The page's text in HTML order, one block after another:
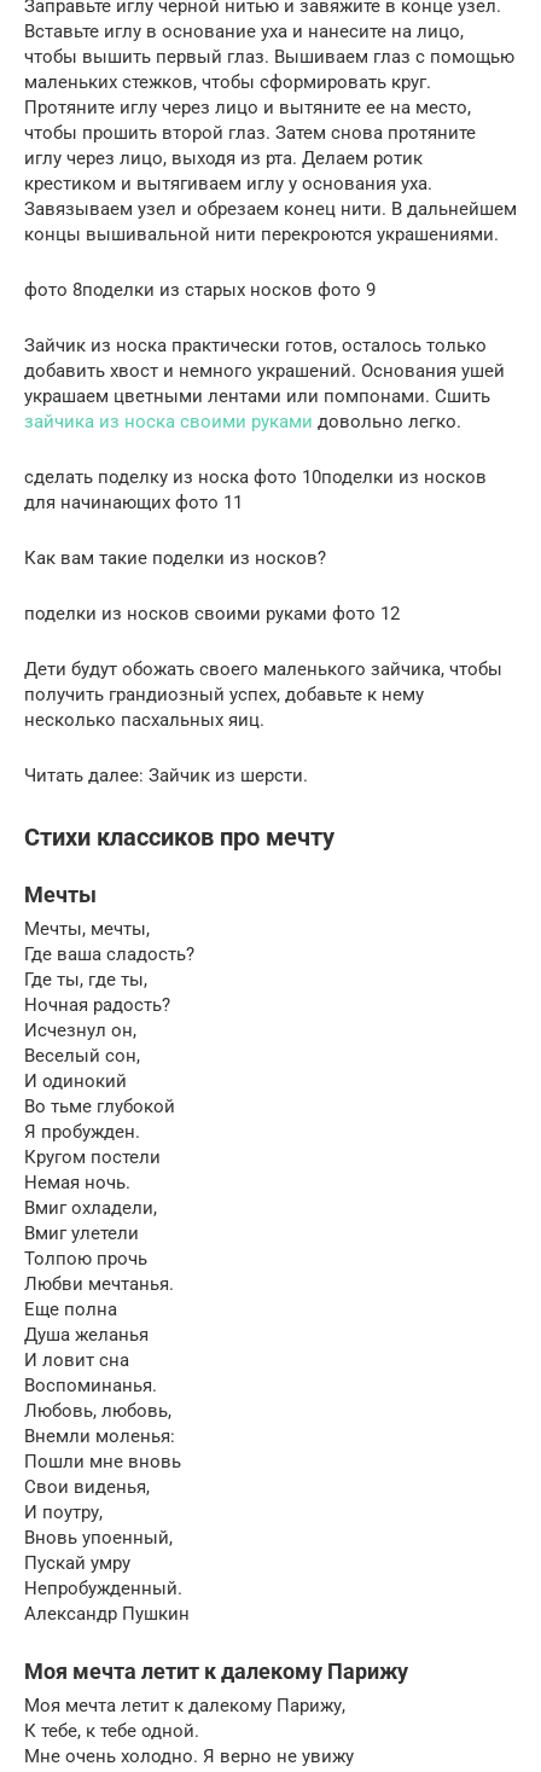
Заправьте иглу черной нитью и завяжите в конце узел.
Вставьте иглу в основание уха и нанесите на лицо,
чтобы вышить первый глаз. Вышиваем глаз с помощью
маленьких стежков, чтобы сформировать круг.
Протяните иглу через лицо и вытяните ее на место,
чтобы прошить второй глаз. Затем снова протяните
иглу через лицо, выходя из рта. Делаем ротик
крестиком и вытягиваем иглу у основания уха.
Завязываем узел и обрезаем конец нити. В дальнейшем
концы вышивальной нити перекроются украшениями.
фото 8поделки из старых носков фото 9
Зайчик из носка практически готов, осталось только
добавить хвост и немного украшений. Основания ушей
украшаем цветными лентами или помпонами. Сшить
зайчика из носка своими руками довольно легко.
сделать поделку из носка фото 10поделки из носков
для начинающих фото 11
Как вам такие поделки из носков?
поделки из носков своими руками фото 12
Дети будут обожать своего маленького зайчика, чтобы
получить грандиозный успех, добавьте к нему
несколько пасхальных яиц.
Читать далее: Зайчик из шерсти.
Стихи классиков про мечту
Мечты
Мечты, мечты,
Где ваша сладость?
Где ты, где ты,
Ночная радость?
Исчезнул он,
Веселый сон,
И одинокий
Во тьме глубокой
Я пробужден.
Кругом постели
Немая ночь.
Вмиг охладели,
Вмиг улетели
Толпою прочь
Любви мечтанья.
Еще полна
Душа желанья
И ловит сна
Воспоминанья.
Любовь, любовь,
Внемли моленья:
Пошли мне вновь
Свои виденья,
И поутру,
Вновь упоенный,
Пускай умру
Непробужденный.
Александр Пушкин
Моя мечта летит к далекому Парижу
Моя мечта летит к далекому Парижу,
К тебе, к тебе одной.
Мне очень холодно. Я верно не увижу